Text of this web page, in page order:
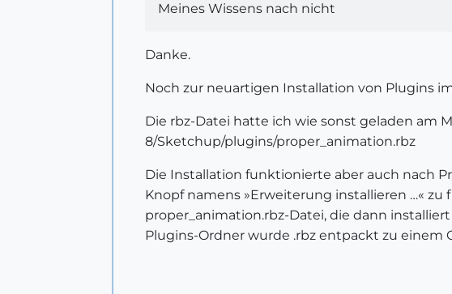
Meines Wissens nach nicht
Danke.
Noch zur neuartigen Installation von Plugins
Die rbz-Datei hatte ich wie sonst geladen am
8/Sketchup/plugins/proper_animation.rbz
Die Installation funktionierte aber auch nach
Knopf namens »Erweiterung installieren …«
proper_animation.rbz-Datei, die dann
Plugins-Ordner wurde .rbz entpackt zu